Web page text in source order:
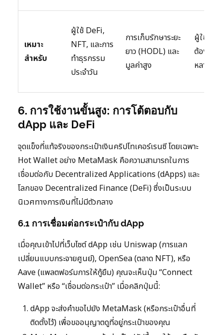
เหมาะ
สำหรับ
ผู้ใช้ DeFi,
NFT, และการ
ทำธุรกรรม
ประจำวัน
การเก็บรักษาระยะ
ยาว (HODL) และ
มูลค่าสูง
ผู้ใช้มือ
ต้องการ
หลายฟั
6. การใช้งานขั้นสูง: การโต้ตอบกับ
dApp และ DeFi
จุดแข็งที่แท้จริงของกระเป๋าเงินคริปโทเคอร์เรนซี โดยเฉพาะ
Hot Wallet อย่าง MetaMask คือความสามารถในการ
เชื่อมต่อกับ Decentralized Applications (dApps) และ
โลกของ Decentralized Finance (DeFi) ซึ่งเป็นระบบ
นิเวศทางการเงินที่ไม่มีตัวกลาง
6.1 การเชื่อมต่อกระเป๋ากับ dApp
เมื่อคุณเข้าไปที่เว็บไซต์ dApp เช่น Uniswap (การแลก
เปลี่ยนแบบกระจายศูนย์), OpenSea (ตลาด NFT), หรือ
Aave (แพลตฟอร์มการให้กู้ยืม) คุณจะเห็นปุ่ม “Connect
Wallet” หรือ “เชื่อมต่อกระเป๋า” เมื่อคลิกปุ่มนี้:
dApp จะส่งคำขอไปยัง MetaMask (หรือกระเป๋าอื่นที่
ติดตั้งไว้) เพื่อขออนุญาตดูที่อยู่กระเป๋าของคุณ